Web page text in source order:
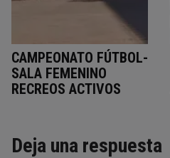
CAMPEONATO FÚTBOL-
SALA FEMENINO
RECREOS ACTIVOS
Deja una respuesta